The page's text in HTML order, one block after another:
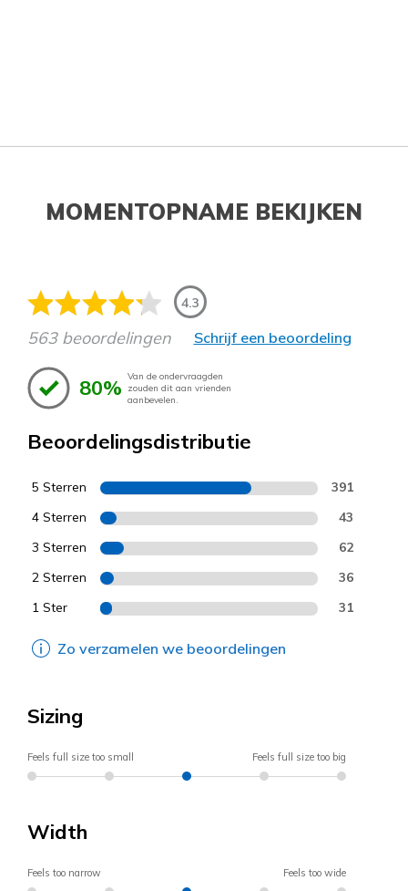
MOMENTOPNAME BEKIJKEN
4.3
563 beoordelingen Schrijf een beoordeling
80% Van de ondervraagden
zouden dit aan vrienden
aanbevelen.
Beoordelingsdistributie
5 Sterren 391
4 Sterren 43
3 Sterren 62
2 Sterren 36
1 Ster 31
Zo verzamelen we beoordelingen
Sizing
Feels full size too small Feels full size too big
Width
Feels too narrow Feels too wide